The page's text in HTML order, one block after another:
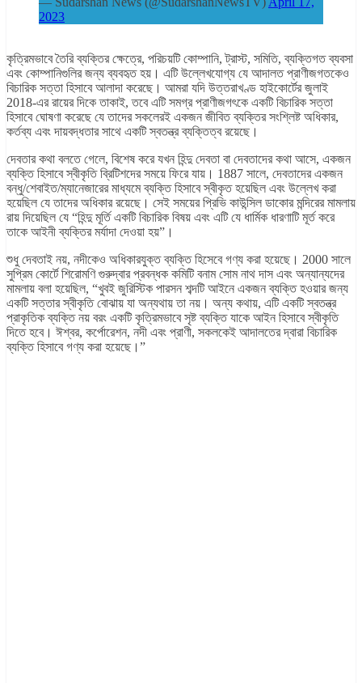
2023
কৃত্রিমভাবে তৈরি ব্যক্তির ক্ষেত্রে, পরিচয়টি কোম্পানি, ট্রাস্ট, সমিতি, ব্যক্তিগত ব্যবসা
এবং কোম্পানিগুলির জন্য ব্যবহৃত হয়। এটি উল্লেখযোগ্য যে আদালত প্রাণীজগতকেও
বিচারিক সত্তা হিসাবে আলাদা করেছে। আমরা যদি উত্তরাখণ্ড হাইকোর্টের জুলাই
2018-এর রায়ের দিকে তাকাই, তবে এটি সমগ্র প্রাণীজগৎকে একটি বিচারিক সত্তা
হিসাবে ঘোষণা করেছে যে তাদের সকলেরই একজন জীবিত ব্যক্তির সংশ্লিষ্ট অধিকার,
কর্তব্য এবং দায়বদ্ধতার সাথে একটি স্বতন্ত্র ব্যক্তিত্ব রয়েছে।
দেবতার কথা বলতে গেলে, বিশেষ করে যখন হিন্দু দেবতা বা দেবতাদের কথা আসে, একজন
ব্যক্তি হিসাবে স্বীকৃতি ব্রিটিশদের সময়ে ফিরে যায়। 1887 সালে, দেবতাদের একজন
বন্ধু/শেবাইত/ম্যানেজারের মাধ্যমে ব্যক্তি হিসাবে স্বীকৃত হয়েছিল এবং উল্লেখ করা
হয়েছিল যে তাদের অধিকার রয়েছে। সেই সময়ের প্রিভি কাউন্সিল ডাকোর মন্দিরের মামলায়
রায় দিয়েছিল যে “হিন্দু মূর্তি একটি বিচারিক বিষয় এবং এটি যে ধার্মিক ধারণাটি মূর্ত করে
তাকে আইনী ব্যক্তির মর্যাদা দেওয়া হয়”।
শুধু দেবতাই নয়, নদীকেও অধিকারযুক্ত ব্যক্তি হিসেবে গণ্য করা হয়েছে। 2000 সালে
সুপ্রিম কোর্টে শিরোমণি গুরুদ্বার প্রবন্ধক কমিটি বনাম সোম নাথ দাস এবং অন্যান্যদের
মামলায় বলা হয়েছিল, “খুবই জুরিস্টিক পারসন শব্দটি আইনে একজন ব্যক্তি হওয়ার জন্য
একটি সত্তার স্বীকৃতি বোঝায় যা অন্যথায় তা নয়। অন্য কথায়, এটি একটি স্বতন্ত্র
প্রাকৃতিক ব্যক্তি নয় বরং একটি কৃত্রিমভাবে সৃষ্ট ব্যক্তি যাকে আইন হিসাবে স্বীকৃতি
দিতে হবে। ঈশ্বর, কর্পোরেশন, নদী এবং প্রাণী, সকলকেই আদালতের দ্বারা বিচারিক
ব্যক্তি হিসাবে গণ্য করা হয়েছে।”